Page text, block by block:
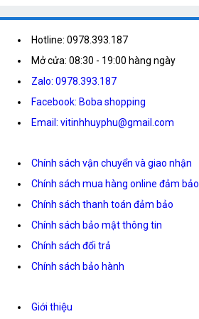
Hotline: 0978.393.187
Mở cửa: 08:30 - 19:00 hàng ngày
Zalo: 0978.393.187
Facebook: Boba shopping
Email: vitinhhuyphu@gmail.com
Chính sách vận chuyển và giao nhận
Chính sách mua hàng online đảm bảo
Chính sách thanh toán đảm bảo
Chính sách bảo mật thông tin
Chính sách đổi trả
Chính sách bảo hành
Giới thiệu